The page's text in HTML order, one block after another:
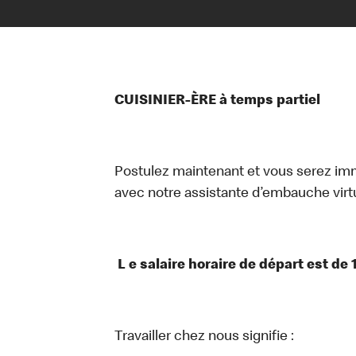
CUISINIER-ÈRE à temps partiel
Postulez maintenant et vous serez
avec notre assistante d’embauche
L e salaire horaire de départ est de
Travailler chez nous signifie :